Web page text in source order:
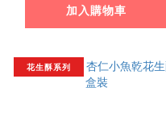
加入購物車
花生酥系列